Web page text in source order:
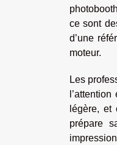
ce sont
d’une
moteur.
Les
légère, et
prépare